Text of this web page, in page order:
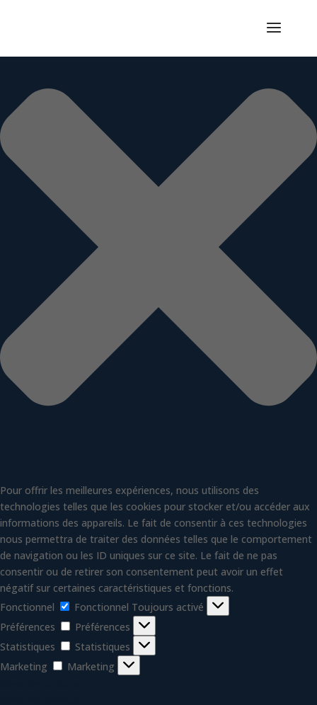
Pour offrir les meilleures expériences, nous utilisons des
technologies telles que les cookies pour stocker et/ou accéder aux
informations des appareils. Le fait de consentir à ces technologies
nous permettra de traiter des données telles que le comportement
de navigation ou les ID uniques sur ce site. Le fait de ne pas
consentir ou de retirer son consentement peut avoir un effet
négatif sur certaines caractéristiques et fonctions.
Fonctionnel
Fonctionnel Toujours activé
Préférences
Préférences
Statistiques
Statistiques
Marketing
Marketing